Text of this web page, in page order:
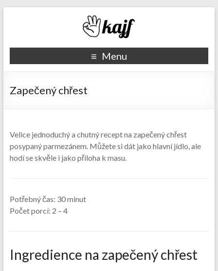
Recepty kajf.cz
Menu
Zapečený chřest
Velice jednoduchý a chutný recept na zapečený chřest
posypaný parmezánem. Můžete si dát jako hlavní jídlo, ale
hodí se skvěle i jako příloha k masu.
Potřebný čas: 30 minut
Počet porcí: 2 – 4
Ingredience na zapečený chřest